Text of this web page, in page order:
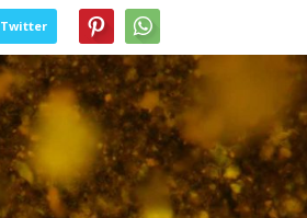
Twitter